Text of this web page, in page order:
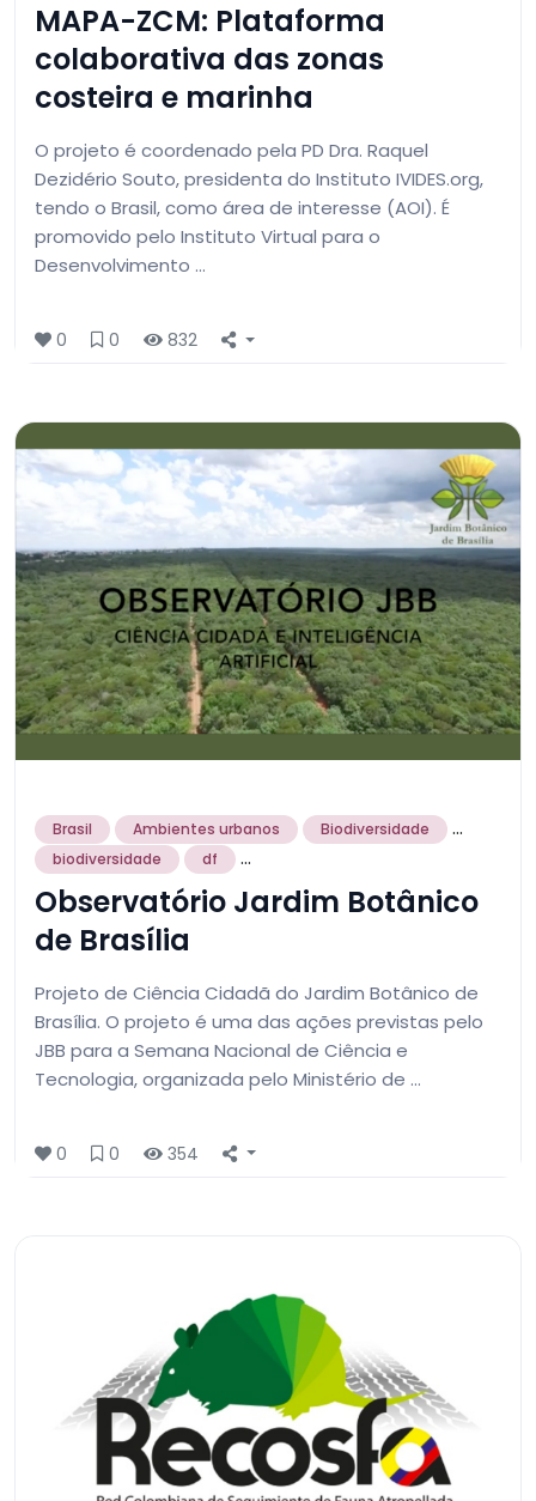
MAPA-ZCM: Plataforma
colaborativa das zonas
costeira e marinha
O projeto é coordenado pela PD Dra. Raquel
Dezidério Souto, presidenta do Instituto IVIDES.org,
tendo o Brasil, como área de interesse (AOI). É
promovido pelo Instituto Virtual para o
Desenvolvimento …
0 0 832
Brasil Ambientes urbanos Biodiversidade ...
biodiversidade df ...
Observatório Jardim Botânico
de Brasília
Projeto de Ciência Cidadã do Jardim Botânico de
Brasília. O projeto é uma das ações previstas pelo
JBB para a Semana Nacional de Ciência e
Tecnologia, organizada pelo Ministério de …
0 0 354